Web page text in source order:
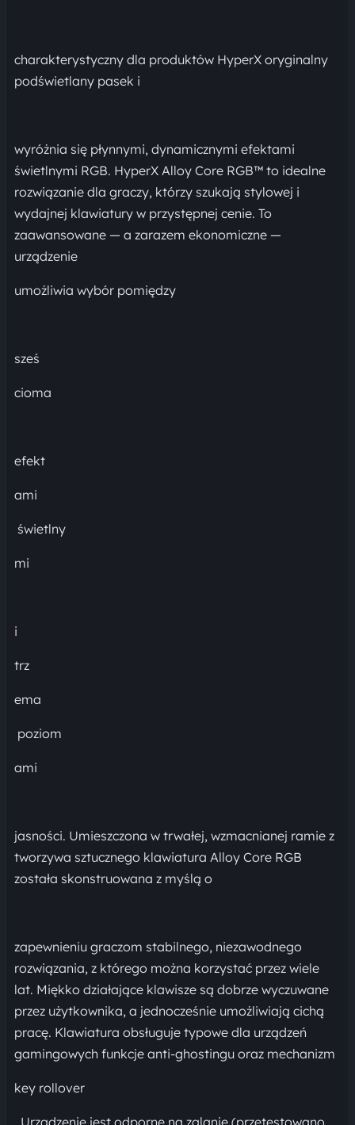
charakterystyczny dla produktów HyperX oryginalny
podświetlany pasek i
wyróżnia się płynnymi, dynamicznymi efektami
świetlnymi RGB. HyperX Alloy Core RGB™ to idealne
rozwiązanie dla graczy, którzy szukają stylowej i
wydajnej klawiatury w przystępnej cenie. To
zaawansowane — a zarazem ekonomiczne —
urządzenie
umożliwia wybór pomiędzy
sześ
cioma
efekt
ami
świetlny
mi
i
trz
ema
poziom
ami
jasności. Umieszczona w trwałej, wzmacnianej ramie z
tworzywa sztucznego klawiatura Alloy Core RGB
została skonstruowana z myślą o
zapewnieniu graczom stabilnego, niezawodnego
rozwiązania, z którego można korzystać przez wiele
lat. Miękko działające klawisze są dobrze wyczuwane
przez użytkownika, a jednocześnie umożliwiają cichą
pracę. Klawiatura obsługuje typowe dla urządzeń
gamingowych funkcje anti-ghostingu oraz mechanizm
key rollover
. Urządzenie jest odporne na zalanie (przetestowano